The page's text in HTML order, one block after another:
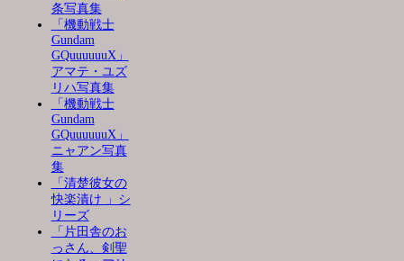
条写真集
「機動戦士
Gundam
GQuuuuuuX」
アマテ・ユズ
リハ写真集
「機動戦士
Gundam
GQuuuuuuX」
ニャアン写真
集
「清楚彼女の
快楽漬け 」シ
リーズ
「片田舎のお
っさん、剣聖